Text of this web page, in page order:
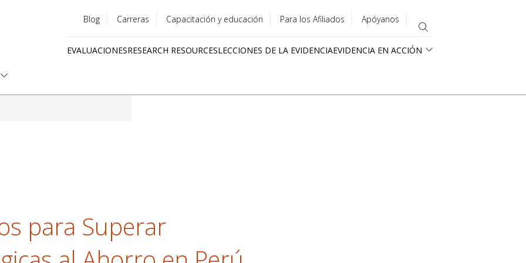
menu
Blog Carreras Capacitación y educación Para los Afiliados Apóyanos
EVALUACIONESRESEARCH RESOURCESLECCIONES DE LA EVIDENCIAEVIDENCIA EN ACCIÓN
para Superar